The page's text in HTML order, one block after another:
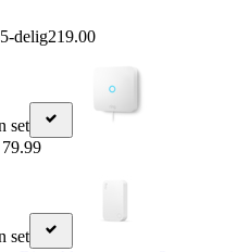
delig219.00
set
set